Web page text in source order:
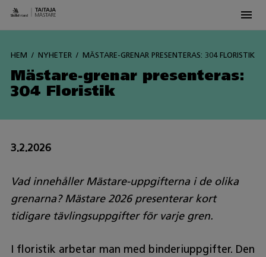
HEM NYHETER MÄSTARE-GRENAR PRESENTERAS: 304 FLORISTIK
Mästare-grenar presenteras:
304 Floristik
3.2.2026
Vad innehåller Mästare-uppgifterna i de olika
grenarna? Mästare 2026 presenterar kort
tidigare tävlingsuppgifter för varje gren.
I floristik arbetar man med binderiuppgifter. Den